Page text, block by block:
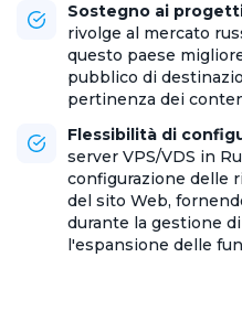
Sostegno ai
rivolge al mercato
questo paese
pubblico di
pertinenza dei
Flessibilità di
server VPS/VDS in
configurazione delle
del sito Web,
durante la gestione
l'espansione delle